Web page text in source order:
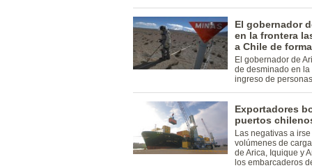
El gobernador
en la frontera
a Chile de
El gobernador de
de desminado en
ingreso de
Exportadores
puertos
Las negativas a
volúmenes de
de Arica, Iquique y
los embarcaderos